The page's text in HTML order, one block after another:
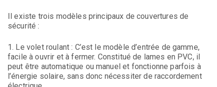
Il existe trois modèles principaux de couvertures de
sécurité :
1. Le volet roulant : C’est le modèle d’entrée de gamme,
facile à ouvrir et à fermer. Constitué de lames en PVC, il
peut être automatique ou manuel et fonctionne parfois à
l’énergie solaire, sans donc nécessiter de raccordement